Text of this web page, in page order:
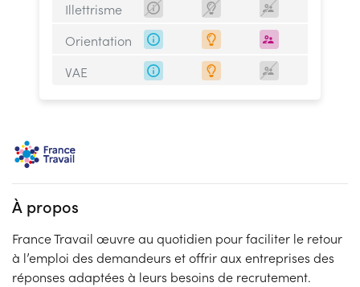
Illettrisme
Orientation
VAE
À propos
France Travail œuvre au quotidien pour faciliter le retour
à l’emploi des demandeurs et offrir aux entreprises des
réponses adaptées à leurs besoins de recrutement.